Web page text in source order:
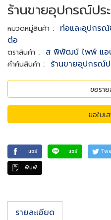
ร้านขายอุปกรณ์ปร
หมวดหมู่สินค้า : ท่อและอุปกร
ต่อ
ตราสินค้า : ส พิพัฒน์ ไพพ์ แ
คำค้นสินค้า : ร้านขายอุปกรณ์ป
ขอรา
ขอใบเ
แชร์ แชร์
พิมพ์
รายละเอียด